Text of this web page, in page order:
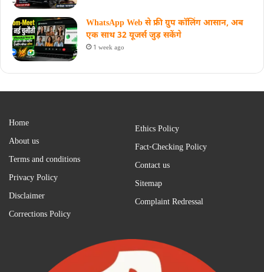
WhatsApp Web से फ्री ग्रुप कॉलिंग आसान, अब
एक साथ 32 यूजर्स जुड़ सकेंगे
1 week ago
Home
About us
Terms and conditions
Privacy Policy
Disclaimer
Corrections Policy
Ethics Policy
Fact-Checking Policy
Contact us
Sitemap
Complaint Redressal